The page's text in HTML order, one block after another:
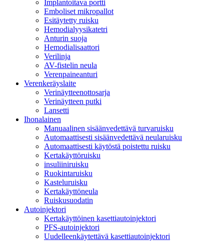
Implantoitava portti
Emboliset mikropallot
Esitäytetty ruisku
Hemodialyysikatetri
Anturin suoja
Hemodialisaattori
Verilinja
AV-fistelin neula
Verenpaineanturi
Verenkeräyslaite
Verinäytteenottosarja
Verinäytteen putki
Lansetti
Ihonalainen
Manuaalinen sisäänvedettävä turvaruisku
Automaattisesti sisäänvedettävä neularuisku
Automaattisesti käytöstä poistettu ruisku
Kertakäyttöruisku
insuliiniruisku
Ruokintaruisku
Kasteluruisku
Kertakäyttöneula
Ruiskusuodatin
Autoinjektori
Kertakäyttöinen kasettiautoinjektori
PFS-autoinjektori
Uudelleenkäytettävä kasettiautoinjektori